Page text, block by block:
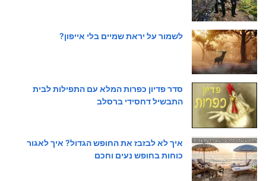
לשמור על יראת שמיים בלי אייפון?
סדר פדיון כפרות המלא עם התפילות לבית
התבשיל דחסידי ברסלב
איך לא לבזבז את החופש הגדול? איך לאגור
כוחות בחופש נעים וחכם